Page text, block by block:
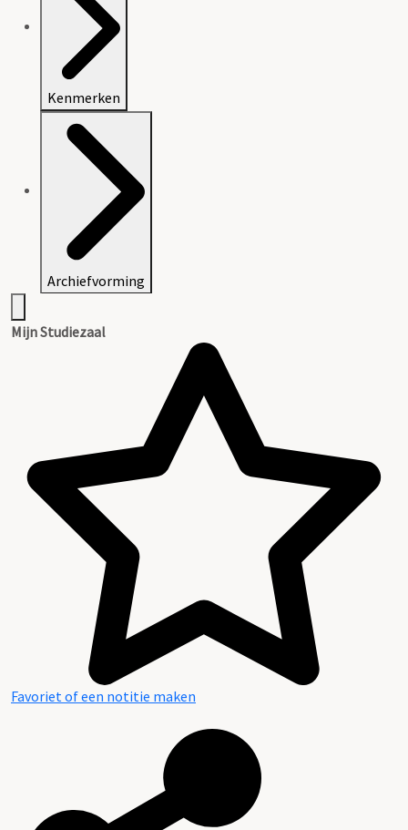
Kenmerken
Archiefvorming
Inhoud en structuur van het archief
Mijn Studiezaal
Favoriet of een notitie maken